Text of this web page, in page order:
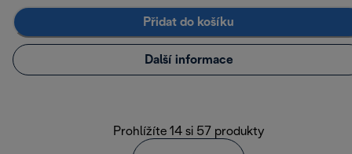
Přidat do košíku
Další informace
Prohlížíte 14 si 57 produkty